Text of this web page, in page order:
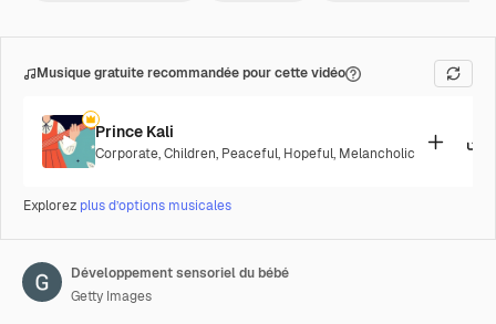
Musique gratuite recommandée pour cette vidéo
Prince Kali
Corporate,Children, Peaceful, Hopeful, Melancholic
Explorez plus d’options musicales
Développement sensoriel du bébé
Getty Images